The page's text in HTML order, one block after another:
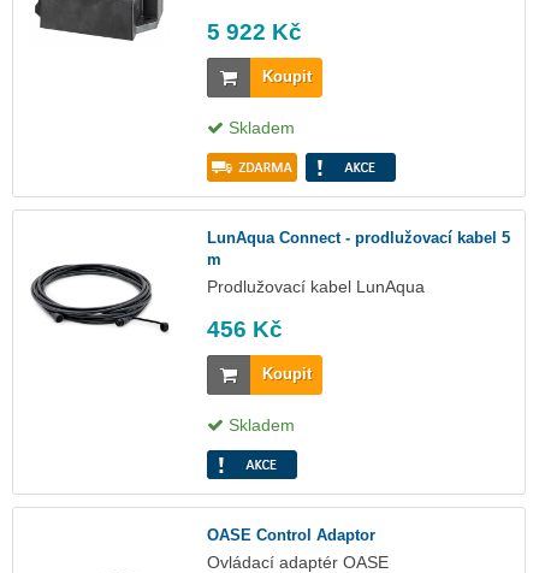
5 922 Kč
Koupit
Skladem
LunAqua Connect - prodlužovací kabel 5
m
Prodlužovací kabel LunAqua
456 Kč
Koupit
Skladem
OASE Control Adaptor
Ovládací adaptér OASE